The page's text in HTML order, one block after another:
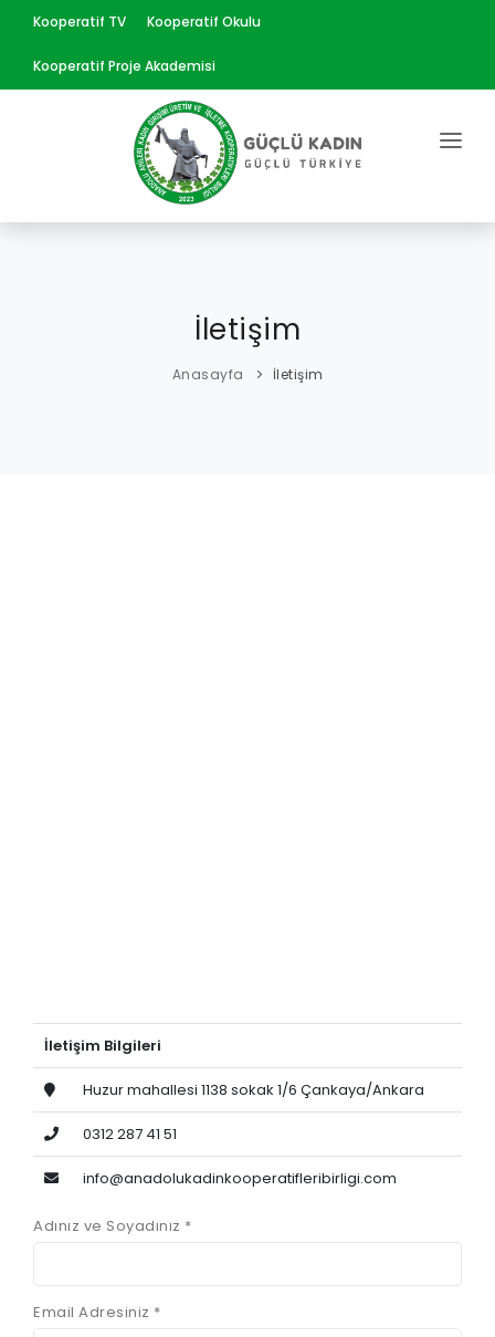
Kooperatif TV Kooperatif Okulu
Kooperatif Proje Akademisi
İletişim
Anasayfa İletişim
İletişim Bilgileri
Huzur mahallesi 1138 sokak 1/6 Çankaya/Ankara
0312 287 41 51
info@anadolukadinkooperatifleribirligi.com
Adınız ve Soyadınız *
Email Adresiniz *